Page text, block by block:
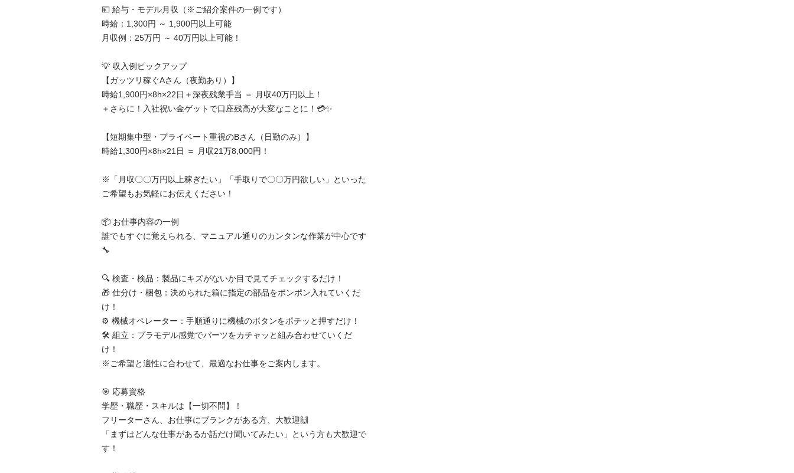
💴 給与・モデル月収（※ご紹介案件の一例です）
時給：1,300円 ～ 1,900円以上可能
月収例：25万円 ～ 40万円以上可能！
💡 収入例ピックアップ
【ガッツリ稼ぐAさん（夜勤あり）】
時給1,900円×8h×22日＋深夜残業手当 ＝ 月収40万円以上！
＋さらに！入社祝い金ゲットで口座残高が大変なことに！💳✨
【短期集中型・プライベート重視のBさん（日勤のみ）】
時給1,300円×8h×21日 ＝ 月収21万8,000円！
※「月収〇〇万円以上稼ぎたい」「手取りで〇〇万円欲しい」といった
ご希望もお気軽にお伝えください！
📦 お仕事内容の一例
誰でもすぐに覚えられる、マニュアル通りのカンタンな作業が中心です
🔧
🔍 検査・検品：製品にキズがないか目で見てチェックするだけ！
🎁 仕分け・梱包：決められた箱に指定の部品をポンポン入れていくだ
け！
⚙️ 機械オペレーター：手順通りに機械のボタンをポチッと押すだけ！
🛠️ 組立：プラモデル感覚でパーツをカチャッと組み合わせていくだ
け！
※ご希望と適性に合わせて、最適なお仕事をご案内します。
🎯 応募資格
学歴・職歴・スキルは【一切不問】！
フリーターさん、お仕事にブランクがある方、大歓迎🙌
「まずはどんな仕事があるか話だけ聞いてみたい」という方も大歓迎で
す！